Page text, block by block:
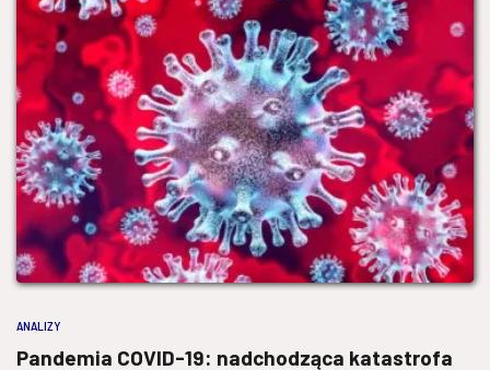
ANALIZY
Pandemia COVID-19: nadchodząca katastrofa